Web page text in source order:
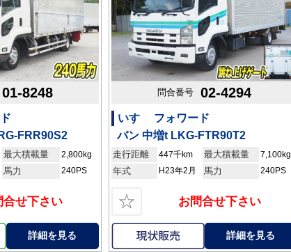
01-8248
FRR90S2
最大積載量 2,800kg
馬力 240PS
合せ下さい
詳細を見る
問合番号 02-4294
いすゞ フォワード
バン 中増t LKG-FTR90T2
走行距離 447千km 最大積載量 7,100kg
年式 H23年2月 馬力 240PS
☆ お問合せ下さい
詳細を見る